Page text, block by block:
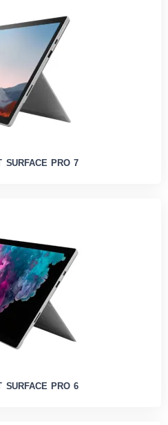
SURFACE PRO 7
SURFACE PRO 6